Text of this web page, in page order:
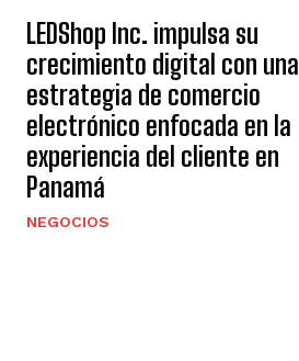
LEDShop Inc. impulsa su
crecimiento digital con una
estrategia de comercio
electrónico enfocada en la
experiencia del cliente en
Panamá
NEGOCIOS